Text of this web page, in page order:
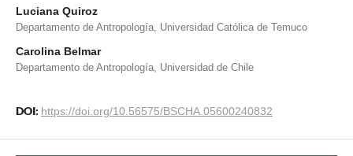
Luciana Quiroz
Departamento de Antropología, Universidad Católica de Temuco
Carolina Belmar
Departamento de Antropología, Universidad de Chile
DOI: https://doi.org/10.56575/BSCHA.05600240832